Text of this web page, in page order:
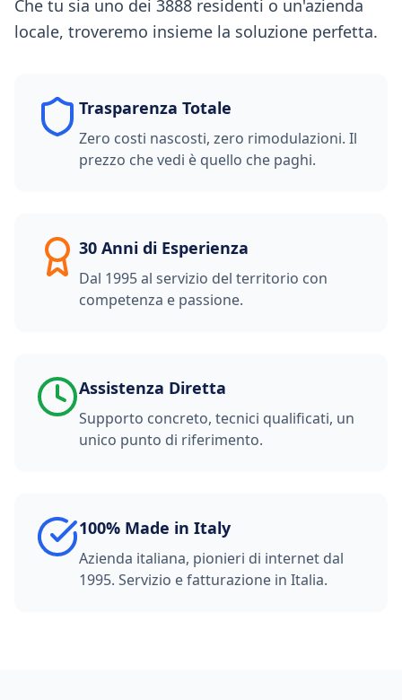
Che tu sia uno dei 3888 residenti o un'azienda
locale, troveremo insieme la soluzione perfetta.
Trasparenza Totale
Zero costi nascosti, zero rimodulazioni. Il
prezzo che vedi è quello che paghi.
30 Anni di Esperienza
Dal 1995 al servizio del territorio con
competenza e passione.
Assistenza Diretta
Supporto concreto, tecnici qualificati, un
unico punto di riferimento.
100% Made in Italy
Azienda italiana, pionieri di internet dal
1995. Servizio e fatturazione in Italia.